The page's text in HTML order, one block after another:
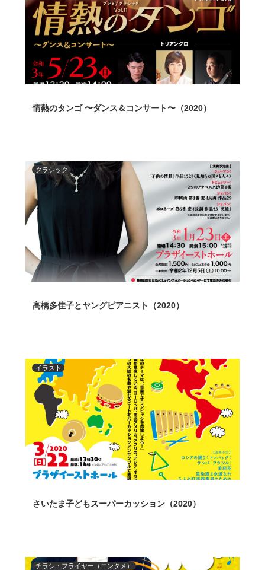
情熱のタンゴ 〜ダンス＆コンサート〜（2020）
クラシック
高橋多佳子とヤングピアニスト（2020）
イラスト
さいたま子どもスーパーカッション（2020）
チラシ・フライヤー（エンタメ）